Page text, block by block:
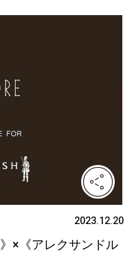
2023.12.20
×《アレクサンドル